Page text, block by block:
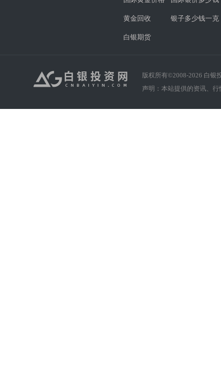
黄金回收 银子多少钱一克
白银期货
版权所有©2008-2026 白银
声明：本站提供的资讯、